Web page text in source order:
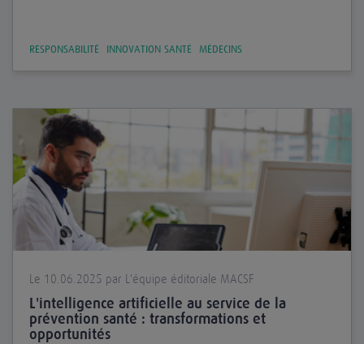
RESPONSABILITÉ INNOVATION SANTÉ MÉDECINS
Le 10.06.2025 par L'équipe éditoriale MACSF
L'intelligence artificielle au service de la
prévention santé : transformations et
opportunités